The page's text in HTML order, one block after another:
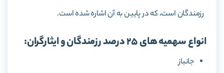
رزمندگان است، که در پایین به آن اشاره شده است.
انواع سهمیه های 25 درصد رزمندگان و ایثارگران:
جانباز